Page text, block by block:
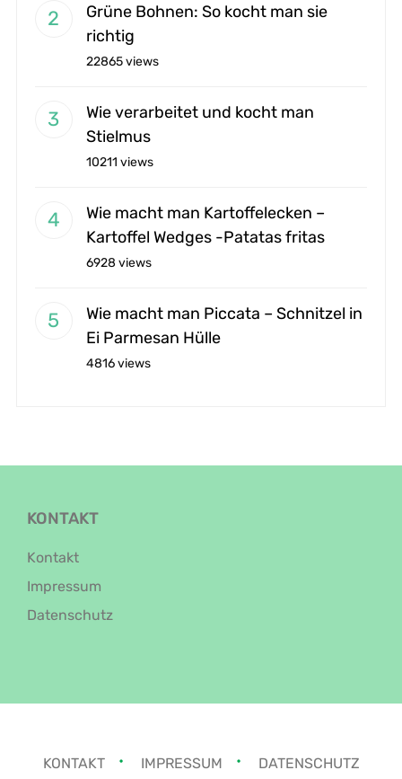
Grüne Bohnen: So kocht man sie
richtig
22865 views
Wie verarbeitet und kocht man
Stielmus
10211 views
Wie macht man Kartoffelecken –
Kartoffel Wedges -Patatas fritas
6928 views
Wie macht man Piccata – Schnitzel in
Ei Parmesan Hülle
4816 views
KONTAKT
Kontakt
Impressum
Datenschutz
KONTAKT IMPRESSUM DATENSCHUTZ